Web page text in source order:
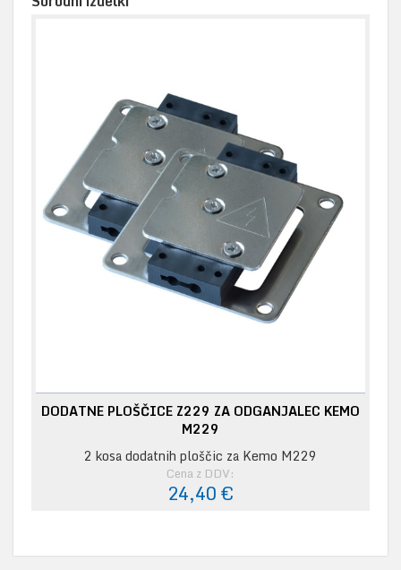
DODATNE PLOŠČICE Z229 ZA ODGANJALEC KEMO
M229
2 kosa dodatnih ploščic za Kemo M229
Cena z DDV:
24,40 €